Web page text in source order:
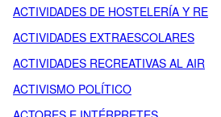
ACTIVIDADES DE HOSTELERÍA Y RE
ACTIVIDADES EXTRAESCOLARES
ACTIVIDADES RECREATIVAS AL AIR
ACTIVISMO POLÍTICO